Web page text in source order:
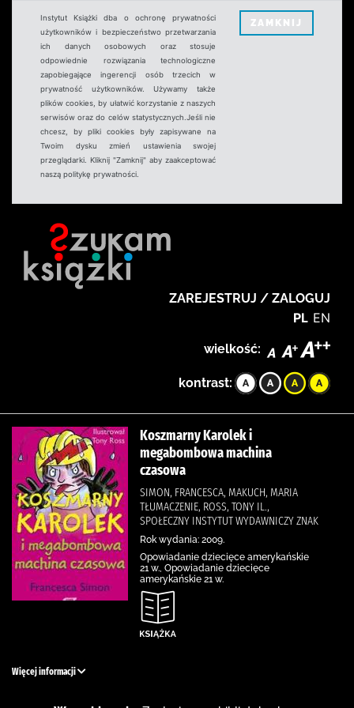
Instytut Książki dba o ochronę prywatności
użytkowników i bezpieczeństwo przetwarzania
ich danych osobowych oraz stosuje
odpowiednie rozwiązania technologiczne
zapobiegające ingerencji osób trzecich w
prywatność użytkowników. Używamy także
plików cookies, by ułatwić korzystanie z naszych
serwisów oraz do celów statystycznych.Jeśli nie
chcesz, by pliki cookies były zapisywane na
Twoim dysku zmień ustawienia swojej
przeglądarki. Kliknij "Zamknij" aby zaakceptować
naszą politykę prywatności.
ZAMKNIJ
ZAREJESTRUJ / ZALOGUJ
PL EN
wielkość:
kontrast:
Koszmarny Karolek i
megabombowa machina
czasowa
SIMON, FRANCESCA, MAKUCH, MARIA
TŁUMACZENIE, ROSS, TONY IL.,
SPOŁECZNY INSTYTUT WYDAWNICZY ZNAK
Rok wydania: 2009.
Opowiadanie dziecięce amerykańskie
21 w., Opowiadanie dziecięce
amerykańskie 21 w.
Więcej informacji